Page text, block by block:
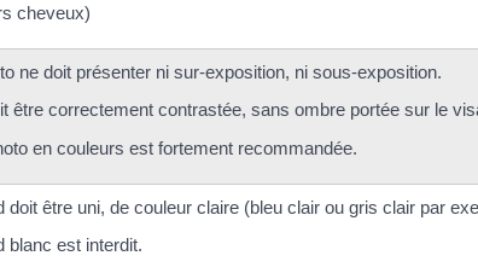
cheveux)
ne doit présenter ni sur-exposition, ni sous-exposition.
être correctement contrastée, sans ombre portée sur le
en couleurs est fortement recommandée.
doit être uni, de couleur claire (bleu clair ou gris clair par
blanc est interdit.